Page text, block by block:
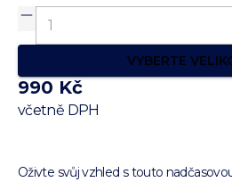
VYBERTE
990 Kč
včetně DPH
Oživte svůj vzhled s touto